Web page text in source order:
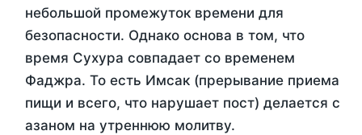
небольшой промежуток времени для
безопасности. Однако основа в том, что
время Сухура совпадает со временем
Фаджра. То есть Имсак (прерывание приема
пищи и всего, что нарушает пост) делается с
азаном на утреннюю молитву.